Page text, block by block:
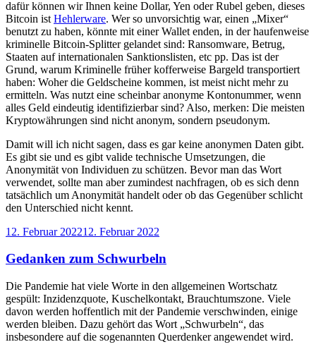
dafür können wir Ihnen keine Dollar, Yen oder Rubel geben, dieses
Bitcoin ist Hehlerware. Wer so unvorsichtig war, einen „Mixer“
benutzt zu haben, könnte mit einer Wallet enden, in der haufenweise
kriminelle Bitcoin-Splitter gelandet sind: Ransomware, Betrug,
Staaten auf internationalen Sanktionslisten, etc pp. Das ist der
Grund, warum Kriminelle früher kofferweise Bargeld transportiert
haben: Woher die Geldscheine kommen, ist meist nicht mehr zu
ermitteln. Was nutzt eine scheinbar anonyme Kontonummer, wenn
alles Geld eindeutig identifizierbar sind? Also, merken: Die meisten
Kryptowährungen sind nicht anonym, sondern pseudonym.
Damit will ich nicht sagen, dass es gar keine anonymen Daten gibt.
Es gibt sie und es gibt valide technische Umsetzungen, die
Anonymität von Individuen zu schützen. Bevor man das Wort
verwendet, sollte man aber zumindest nachfragen, ob es sich denn
tatsächlich um Anonymität handelt oder ob das Gegenüber schlicht
den Unterschied nicht kennt.
Veröffentlicht
12. Februar 202212. Februar 2022
Gedanken zum Schwurbeln
Die Pandemie hat viele Worte in den allgemeinen Wortschatz
gespült: Inzidenzquote, Kuschelkontakt, Brauchtumszone. Viele
davon werden hoffentlich mit der Pandemie verschwinden, einige
werden bleiben. Dazu gehört das Wort „Schwurbeln“, das
insbesondere auf die sogenannten Querdenker angewendet wird.